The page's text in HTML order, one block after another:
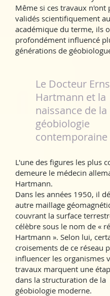
Même si ces travaux n'ont
validés scientifiquement
académique du terme, ils
profondément influencé
générations de
Le Docteur
Hartmann et la
naissance de la
géobiologie
contemporaine
L'une des figures les plus
demeure le médecin
Hartmann.
Dans les années 1950, il
autre maillage
couvrant la surface
célèbre sous le nom de «
Hartmann ». Selon lui,
croisements de ce réseau
influencer les organismes
travaux marquent une
dans la structuration de la
géobiologie moderne.